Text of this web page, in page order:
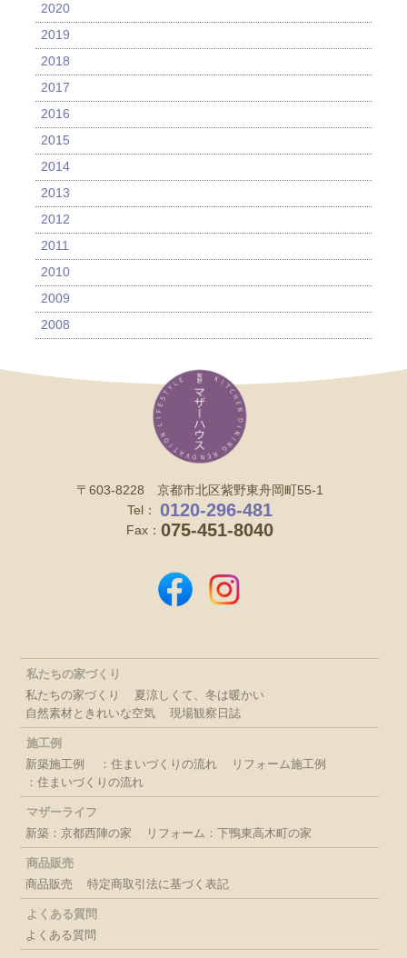
2020
2019
2018
2017
2016
2015
2014
2013
2012
2011
2010
2009
2008
〒603-8228 京都市北区紫野東舟岡町55-1
Tel：
0120-296-481
Fax： 075-451-8040
私たちの家づくり
私たちの家づくり
夏涼しくて、冬は暖かい
自然素材ときれいな空気
現場観察日誌
施工例
新築施工例
：住まいづくりの流れ
リフォーム施工例
：住まいづくりの流れ
マザーライフ
新築：京都西陣の家
リフォーム：下鴨東高木町の家
商品販売
商品販売
特定商取引法に基づく表記
よくある質問
よくある質問